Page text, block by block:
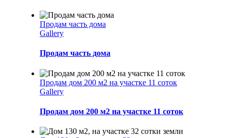
Продам часть дома
Gallery
Продам часть дома
Продам дом 200 м2 на участке 11 соток
Gallery
Продам дом 200 м2 на участке 11 соток